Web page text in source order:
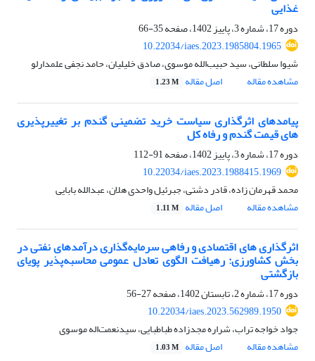
غذایی
دوره 17، شماره 3، پاییز 1402، صفحه
35-66
10.22034/iaes.2023.1985804.1965
شیوا سلطانی، سید حبیب‌الله موسوی، صادق خلیلیان، حامد نجفی علمدارلو
مشاهده مقاله
اصل مقاله 1.23 M
پیامدهای اثرگذاری سیاست خرید تضمینی گندم بر تغییرپذیری
های قیمت گندم و رفاه کل
دوره 17، شماره 3، پاییز 1402، صفحه
91-112
10.22034/iaes.2023.1988415.1969
محمد قهرمان زاده، قادر دشتی، جبرئیل واحدی هلان، عبدالله بابایی
مشاهده مقاله
اصل مقاله 1.11 M
اثرگذاری های اقتصادی و رفاهی سرمایه‌گذاری درآمد‌های نفتی در
بخش کشاورزی: رهیافت الگوی تعادل عمومی محاسبه‌پذیر پویای
بازگشتی
دوره 17، شماره 2، تابستان 1402، صفحه
27-56
10.22034/iaes.2023.562989.1950
جواد خواجه تراب، شراره مجدزاده طباطبایی، سیدنعمت‌اله موسوی
مشاهده مقاله
اصل مقاله 1.03 M